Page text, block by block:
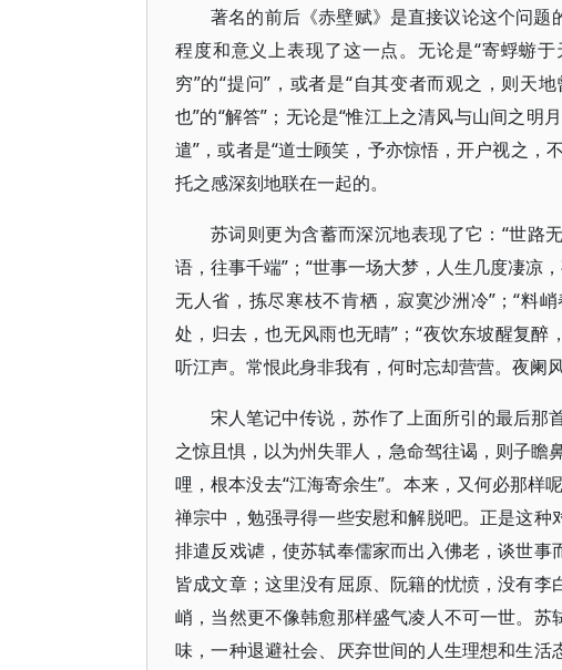
著名的前后《赤壁赋》是直接议论这个问
程度和意义上表现了这一点。无论是“寄蜉蝣
穷”的“提问”，或者是“自其变者而观之，则天
也”的“解答”；无论是“惟江上之清风与山间之
遣”，或者是“道士顾笑，予亦惊悟，开户视之，
托之感深刻地联在一起的。
苏词则更为含蓄而深沉地表现了它：“世路
语，往事千端”；“世事一场大梦，人生几度凄凉
无人省，拣尽寒枝不肯栖，寂寞沙洲冷”；“料
处，归去，也无风雨也无晴”；“夜饮东坡醒复
听江声。常恨此身非我有，何时忘却营营。夜
宋人笔记中传说，苏作了上面所引的最后那
之惊且惧，以为州失罪人，急命驾往谒，则子瞻
哩，根本没去“江海寄余生”。本来，又何必那样
禅宗中，勉强寻得一些安慰和解脱吧。正是这
排遣反戏谑，使苏轼奉儒家而出入佛老，谈世事
皆成文章；这里没有屈原、阮籍的忧愤，没有
峭，当然更不像韩愈那样盛气凌人不可一世。
味，一种退避社会、厌弃世间的人生理想和生